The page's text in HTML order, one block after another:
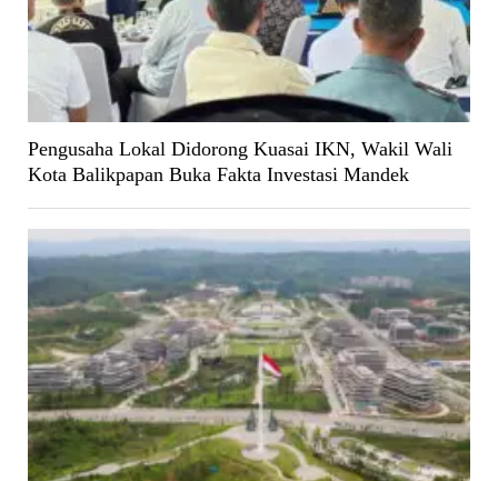
Pengusaha Lokal Didorong Kuasai IKN, Wakil Wali
Kota Balikpapan Buka Fakta Investasi Mandek